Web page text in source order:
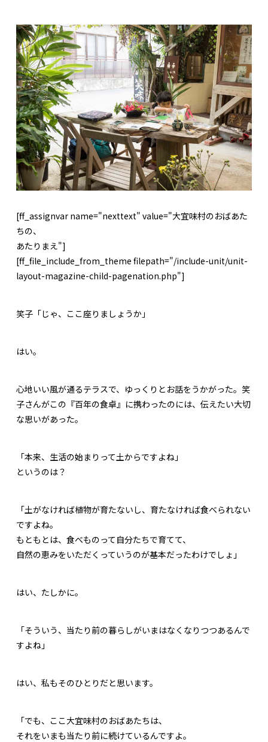
[ff_assignvar name="nexttext" value="大宜味村のおばあた
ちの、
あたりまえ"]
[ff_file_include_from_theme filepath="/include-unit/unit-
layout-magazine-child-pagenation.php"]
笑子「じゃ、ここ座りましょうか」
はい。
心地いい風が通るテラスで、ゆっくりとお話をうかがった。笑
子さんがこの『百年の食卓』に携わったのには、伝えたい大切
な思いがあった。
「本来、生活の始まりって土からですよね」
というのは？
「土がなければ植物が育たないし、育たなければ食べられない
ですよね。
もともとは、食べものって自分たちで育てて、
自然の恵みをいただくっていうのが基本だったわけでしょ」
はい、たしかに。
「そういう、当たり前の暮らしがいまはなくなりつつあるんで
すよね」
はい、私もそのひとりだと思います。
「でも、ここ大宜味村のおばあたちは、
それをいまも当たり前に続けているんですよ。